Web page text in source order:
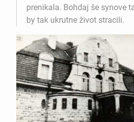
prenikala. Bohdaj še synove
by tak ukrutne život stracili.